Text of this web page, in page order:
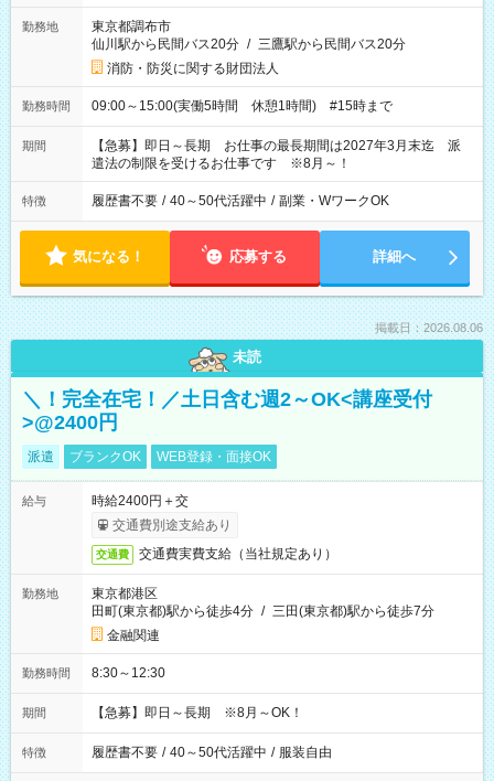
勤務地
東京都調布市
仙川駅から民間バス20分 / 三鷹駅から民間バス20分
消防・防災に関する財団法人
勤務時間 09:00～15:00(実働5時間 休憩1時間) #15時まで
期間
【急募】即日～長期 お仕事の最長期間は2027年3月末迄 派
遣法の制限を受けるお仕事です ※8月～！
特徴 履歴書不要 / 40～50代活躍中 / 副業・WワークOK
気になる！ 応募する 詳細へ
掲載日：2026.08.06
未読
＼！完全在宅！／土日含む週2～OK<講座受付
>@2400円
派遣 ブランクOK WEB登録・面接OK
給与
時給2400円＋交
交通費別途支給あり
交通費 交通費実費支給（当社規定あり）
勤務地
東京都港区
田町(東京都)駅から徒歩4分 / 三田(東京都)駅から徒歩7分
金融関連
勤務時間 8:30～12:30
期間 【急募】即日～長期 ※8月～OK！
特徴 履歴書不要 / 40～50代活躍中 / 服装自由